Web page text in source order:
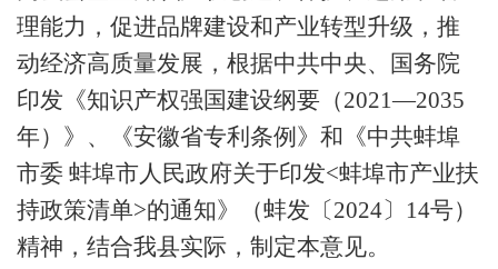
理能力，促进品牌建设和产业转型升级，推
动经济高质量发展，根据中共中央、国务院
印发《知识产权强国建设纲要（2021—2035
年）》、《安徽省专利条例》和《中共蚌埠
市委 蚌埠市人民政府关于印发<蚌埠市产业扶
持政策清单>的通知》（蚌发〔2024〕14号）
精神，结合我县实际，制定本意见。